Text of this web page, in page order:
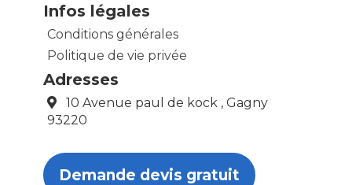
Infos légales
Conditions générales
Politique de vie privée
Adresses
10 Avenue paul de kock , Gagny
93220
Demande devis gratuit